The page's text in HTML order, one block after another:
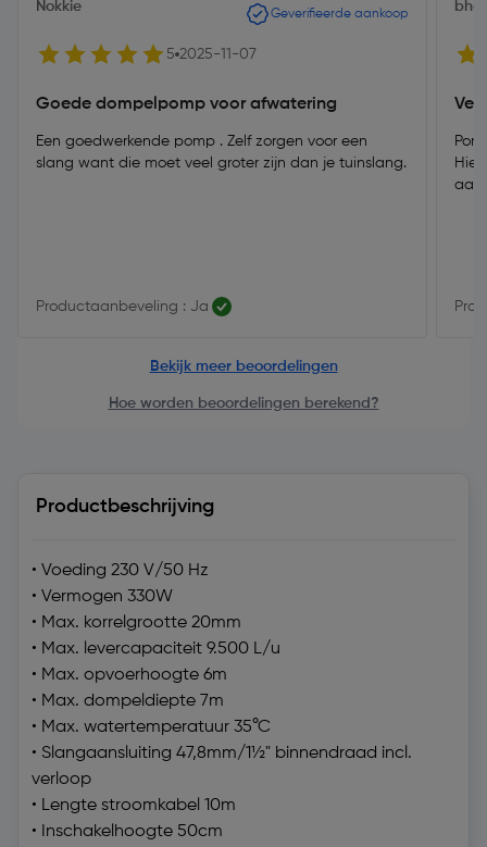
Nokkie Geverifieerde aankoop
5 2025-11-07
Goede dompelpomp voor afwatering
Een goedwerkende pomp . Zelf zorgen voor een
slang want die moet veel groter zijn dan je tuinslang.
Productaanbeveling : Ja
aan
Bekijk meer beoordelingen
Hoe worden beoordelingen berekend?
Productbeschrijving
• Voeding 230 V/50 Hz
• Vermogen 330W
• Max. korrelgrootte 20mm
• Max. levercapaciteit 9.500 L/u
• Max. opvoerhoogte 6m
• Max. dompeldiepte 7m
• Max. watertemperatuur 35°C
• Slangaansluiting 47,8mm/1½" binnendraad incl.
verloop
• Lengte stroomkabel 10m
• Inschakelhoogte 50cm